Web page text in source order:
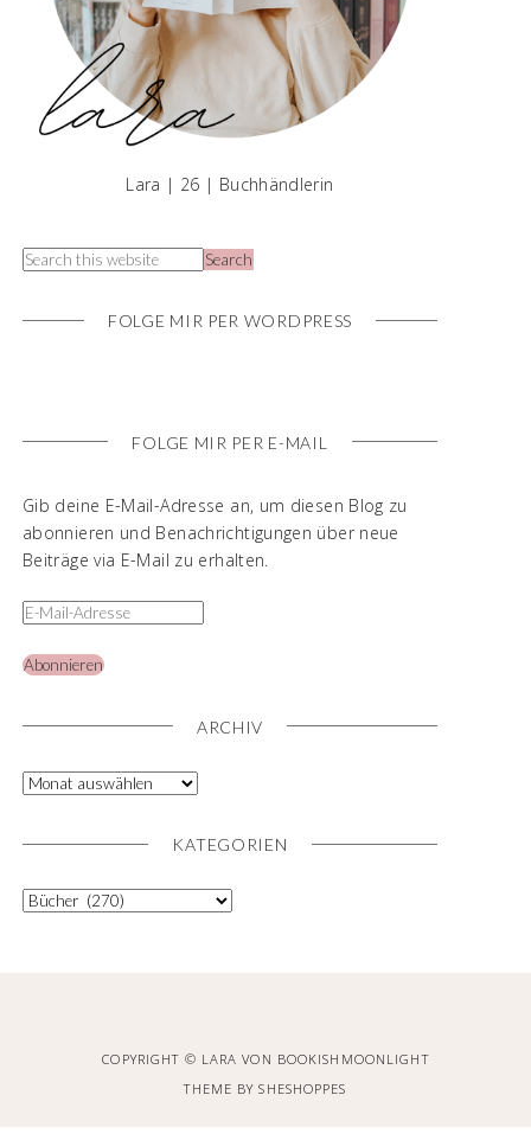
Lara | 26 | Buchhändlerin
FOLGE MIR PER WORDPRESS
FOLGE MIR PER E-MAIL
Gib deine E-Mail-Adresse an, um diesen Blog zu
abonnieren und Benachrichtigungen über neue
Beiträge via E-Mail zu erhalten.
Abonnieren
ARCHIV
KATEGORIEN
COPYRIGHT © LARA VON BOOKISHMOONLIGHT
THEME BYSHESHOPPES